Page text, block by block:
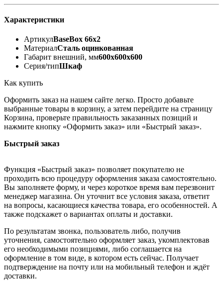
Характеристики
АртикулBaseBox 66x2
МатериалСталь оцинкованная
Габарит внешний, мм600х600х600
Серия/типШкаф
Как купить
Оформить заказ на нашем сайте легко. Просто добавьте
выбранные товары в корзину, а затем перейдите на страницу
Корзина, проверьте правильность заказанных позиций и
нажмите кнопку «Оформить заказ» или «Быстрый заказ».
Быстрый заказ
Функция «Быстрый заказ» позволяет покупателю не
проходить всю процедуру оформления заказа самостоятельно.
Вы заполняете форму, и через короткое время вам перезвонит
менеджер магазина. Он уточнит все условия заказа, ответит
на вопросы, касающиеся качества товара, его особенностей. А
также подскажет о вариантах оплаты и доставки.
По результатам звонка, пользователь либо, получив
уточнения, самостоятельно оформляет заказ, укомплектовав
его необходимыми позициями, либо соглашается на
оформление в том виде, в котором есть сейчас. Получает
подтверждение на почту или на мобильный телефон и ждёт
доставки.